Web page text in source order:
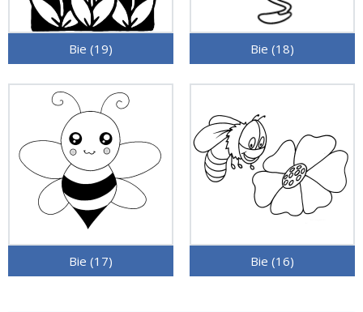
Bie (19) Bie (18)
Bie (17) Bie (16)